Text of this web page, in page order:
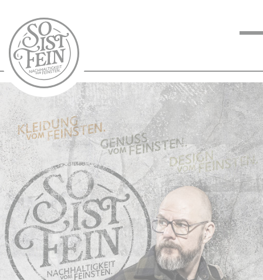
NACHHALTIGKEIT
VOM FEINSTEN
KOCHEN VOM
FEINSTEN
BLOG
KONTAKT